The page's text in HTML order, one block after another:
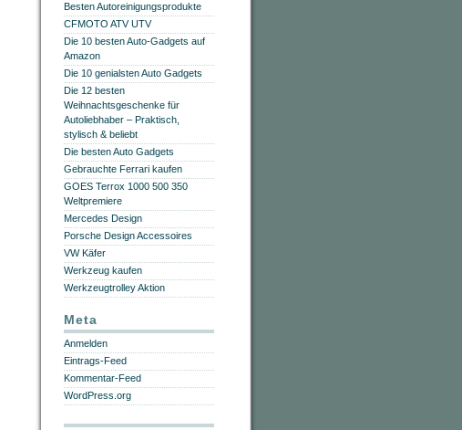
Besten Autoreinigungsprodukte
CFMOTO ATV UTV
Die 10 besten Auto-Gadgets auf
Amazon
Die 10 genialsten Auto Gadgets
Die 12 besten
Weihnachtsgeschenke für
Autoliebhaber – Praktisch,
stylisch & beliebt
Die besten Auto Gadgets
Gebrauchte Ferrari kaufen
GOES Terrox 1000 500 350
Weltpremiere
Mercedes Design
Porsche Design Accessoires
VW Käfer
Werkzeug kaufen
Werkzeugtrolley Aktion
Meta
Anmelden
Eintrags-Feed
Kommentar-Feed
WordPress.org